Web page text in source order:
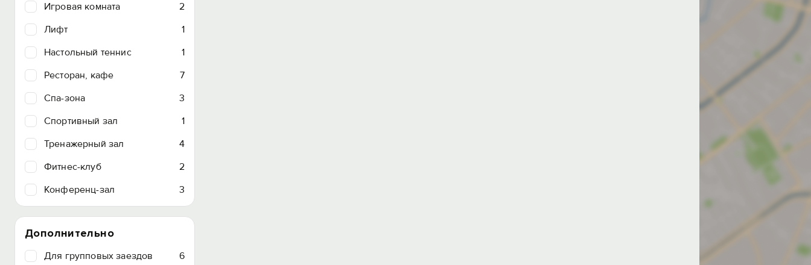
Игровая комната
2
Лифт
1
Настольный теннис
1
Ресторан, кафе
7
Спа-зона
3
Спортивный зал
1
Тренажерный зал
4
Фитнес-клуб
2
Конференц-зал
3
Дополнительно
Для групповых заездов
6